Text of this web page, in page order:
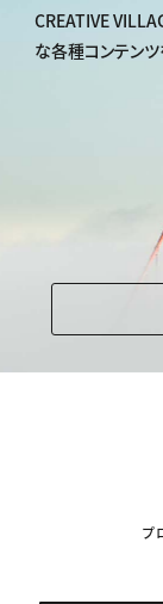
CREATIVE
な各種コンテンツ
プ